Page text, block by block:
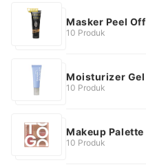
Masker Peel Off
10 Produk
Moisturizer Gel
10 Produk
Makeup Palette
10 Produk